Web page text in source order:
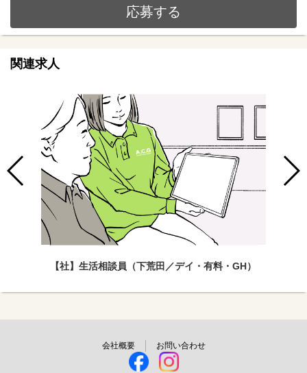
応募する
関連求人
【社】生活相談員（下荒田／デイ・有料・GH）
会社概要 お問い合わせ